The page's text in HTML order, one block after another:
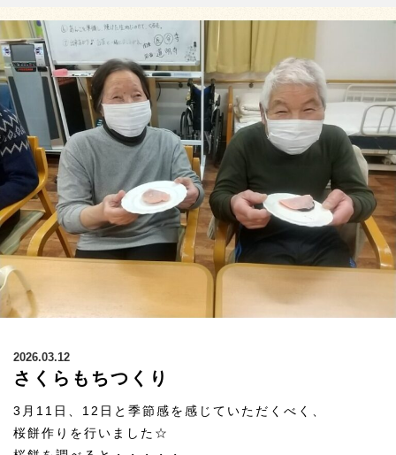
2026.03.12
さくらもちつくり
3月11日、12日と季節感を感じていただくべく、
桜餅作りを行いました☆